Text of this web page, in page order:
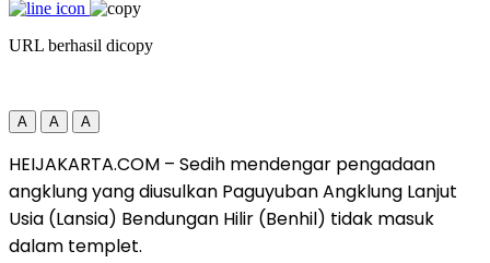
URL berhasil dicopy
A A A
HEIJAKARTA.COM – Sedih mendengar pengadaan
angklung yang diusulkan Paguyuban Angklung Lanjut
Usia (Lansia) Bendungan Hilir (Benhil) tidak masuk
dalam templet.